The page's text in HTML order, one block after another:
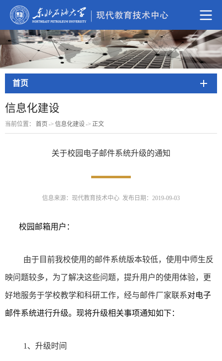
首页
信息化建设
当前位置： 首页 -> 信息化建设-> 正文
关于校园电子邮件系统升级的通知
信息来源：现代教育技术中心 发布日期：2019-09-03
校园邮箱用户：
由于目前我校使用的邮件系统版本较低，使用中师生反
映问题较多，为了解决这些问题，提升用户的使用体验，更
好地服务于学校教学和科研工作，经与邮件厂家联系对电子
邮件系统进行升级。现将升级相关事项通知如下：
1、升级时间